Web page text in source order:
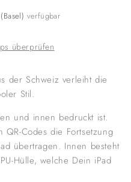
verfügbar
überprüfen
der Schweiz verleiht die
Stil.
und innen bedruckt ist.
QR-Codes die Fortsetzung
übertragen. Innen besteht
Hülle, welche Dein iPad